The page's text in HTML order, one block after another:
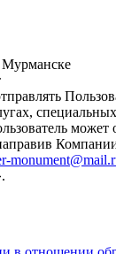
Мурманске
может